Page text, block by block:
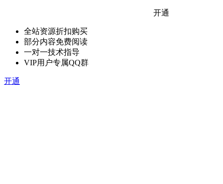
开通
全站资源折扣购买
部分内容免费阅读
一对一技术指导
VIP用户专属QQ群
开通